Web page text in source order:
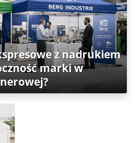
z nadrukiem
marki w